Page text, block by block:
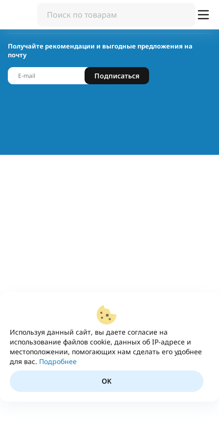
Используя данный сайт, вы даете согласие на
использование файлов cookie, данных об IP-адресе и
местоположении, помогающих нам сделать его удобнее
для вас. Подробнее
OK
Получайте рекомендации и выгодные предложения на
почту
Подписаться